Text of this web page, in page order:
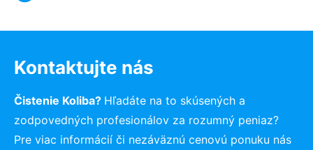
Kontaktujte nás
Čistenie Koliba? Hľadáte na to skúsených a
zodpovedných profesionálov za rozumný peniaz?
Pre viac informácií či nezáväznú cenovú ponuku nás